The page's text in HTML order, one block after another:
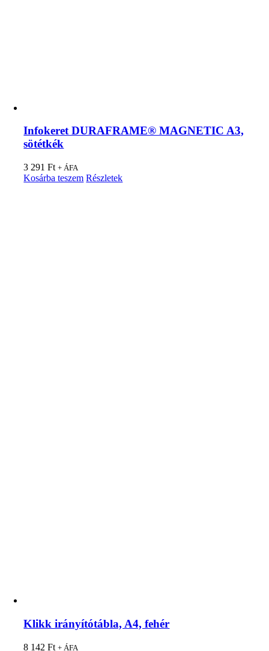
Infokeret DURAFRAME® MAGNETIC A3,
sötétkék
3 291Ft + ÁFA
Kosárba teszem Részletek
Klikk irányítótábla, A4, fehér
8 142Ft + ÁFA